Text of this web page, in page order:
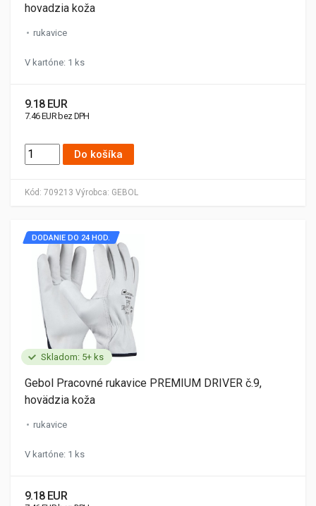
Kód: 709213 Výrobca: GEBOL
hovadzia koža
rukavice
V kartóne: 1 ks
9.18 EUR
7.46 EUR bez DPH
Do košíka
Skladom: 5+ ks
DODANIE DO 24 HOD.
Gebol Pracovné rukavice PREMIUM DRIVER č.9,
hovädzia koža
rukavice
V kartóne: 1 ks
9.18 EUR